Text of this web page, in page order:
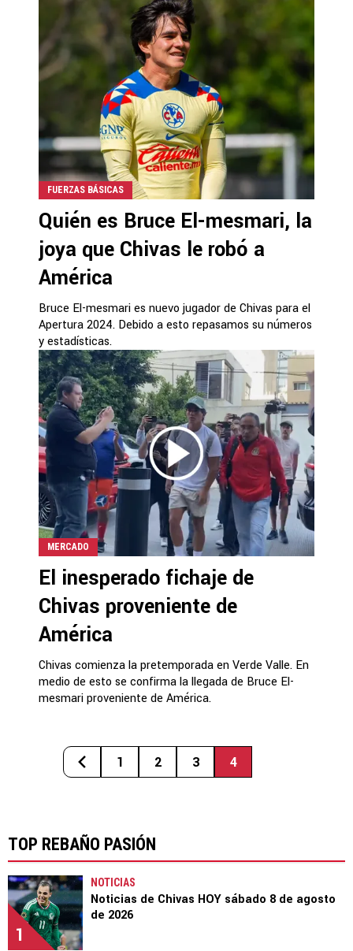
FUERZAS BÁSICAS
Quién es Bruce El-mesmari, la
joya que Chivas le robó a
América
Bruce El-mesmari es nuevo jugador de Chivas para el
Apertura 2024. Debido a esto repasamos su números
y estadísticas.
MERCADO
El inesperado fichaje de
Chivas proveniente de
América
Chivas comienza la pretemporada en Verde Valle. En
medio de esto se confirma la llegada de Bruce El-
mesmari proveniente de América.
1 2 3 4
TOP REBAÑO PASIÓN
1
NOTICIAS
Noticias de Chivas HOY sábado 8 de agosto
de 2026